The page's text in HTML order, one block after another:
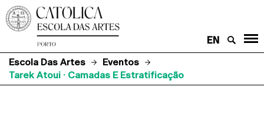
EN
Escola Das Artes
Eventos
Tarek Atoui · Camadas E Estratificação